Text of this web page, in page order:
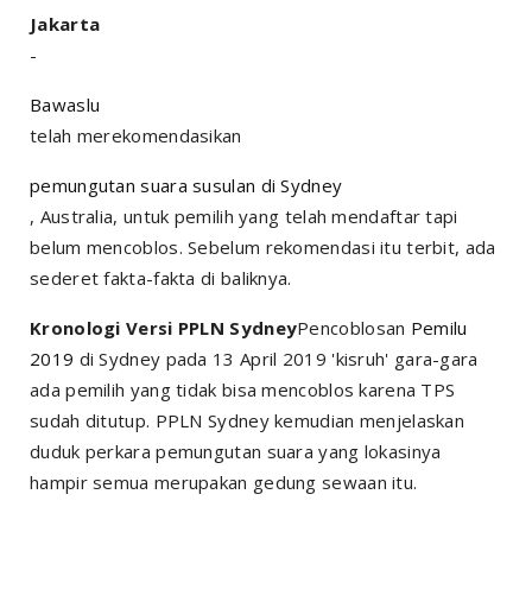
Jakarta
-
Bawaslu
telah merekomendasikan
pemungutan suara susulan di Sydney
, Australia, untuk pemilih yang telah mendaftar tapi
belum mencoblos. Sebelum rekomendasi itu terbit, ada
sederet fakta-fakta di baliknya.
Kronologi Versi PPLN SydneyPencoblosan Pemilu
2019 di Sydney pada 13 April 2019 'kisruh' gara-gara
ada pemilih yang tidak bisa mencoblos karena TPS
sudah ditutup. PPLN Sydney kemudian menjelaskan
duduk perkara pemungutan suara yang lokasinya
hampir semua merupakan gedung sewaan itu.